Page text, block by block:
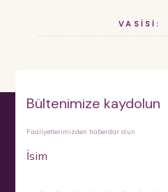
VASİSİ:
Bültenimize kaydolun
Faaliyetlerimizden haberdar olun
İsim